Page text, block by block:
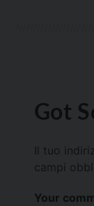
Got
Il tuo
campi
Your